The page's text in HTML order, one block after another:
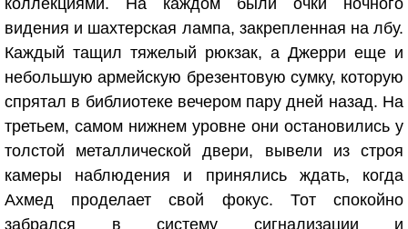
коллекциями. На каждом были очки ночного
видения и шахтерская лампа, закрепленная на лбу.
Каждый тащил тяжелый рюкзак, а Джерри еще и
небольшую армейскую брезентовую сумку, которую
спрятал в библиотеке вечером пару дней назад. На
третьем, самом нижнем уровне они остановились у
толстой металлической двери, вывели из строя
камеры наблюдения и принялись ждать, когда
Ахмед проделает свой фокус. Тот спокойно
забрался в систему сигнализации и